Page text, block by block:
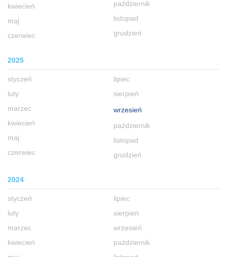
kwiecień
maj
czerwiec
październik
listopad
grudzień
2025
styczeń
luty
marzec
kwiecień
maj
czerwiec
lipiec
sierpień
wrzesień
październik
listopad
grudzień
2024
styczeń
luty
marzec
kwiecień
lipiec
sierpień
wrzesień
październik